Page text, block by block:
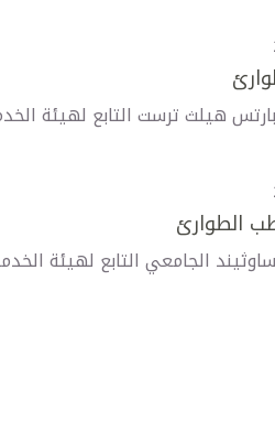
هيلث ترست التابع لهيئة
الطوارئ
الجامعي التابع لهيئة